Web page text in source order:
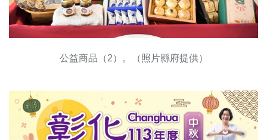
公益商品（2）。（照片縣府提供）